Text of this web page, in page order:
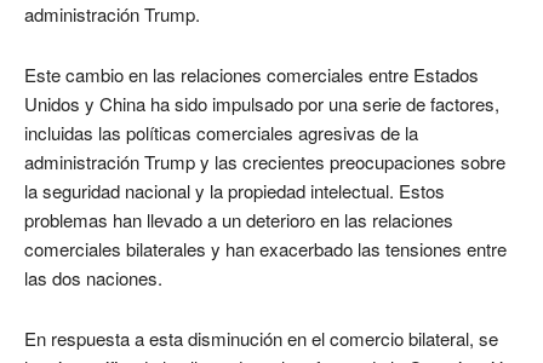
administración Trump.
Este cambio en las relaciones comerciales entre Estados
Unidos y China ha sido impulsado por una serie de factores,
incluidas las políticas comerciales agresivas de la
administración Trump y las crecientes preocupaciones sobre
la seguridad nacional y la propiedad intelectual. Estos
problemas han llevado a un deterioro en las relaciones
comerciales bilaterales y han exacerbado las tensiones entre
las dos naciones.
En respuesta a esta disminución en el comercio bilateral, se